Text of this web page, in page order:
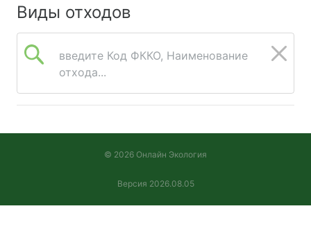
Виды отходов
введите Код ФККО, Наименование
отхода...
© 2026 Онлайн Экология
Версия 2026.08.05